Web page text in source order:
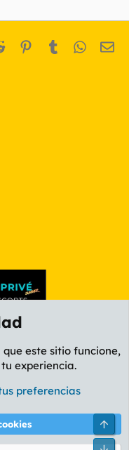
Reddit Pinterest
Tumblr
de privacidad Ayuda
este sitio funcione,
experiencia.
preferencias